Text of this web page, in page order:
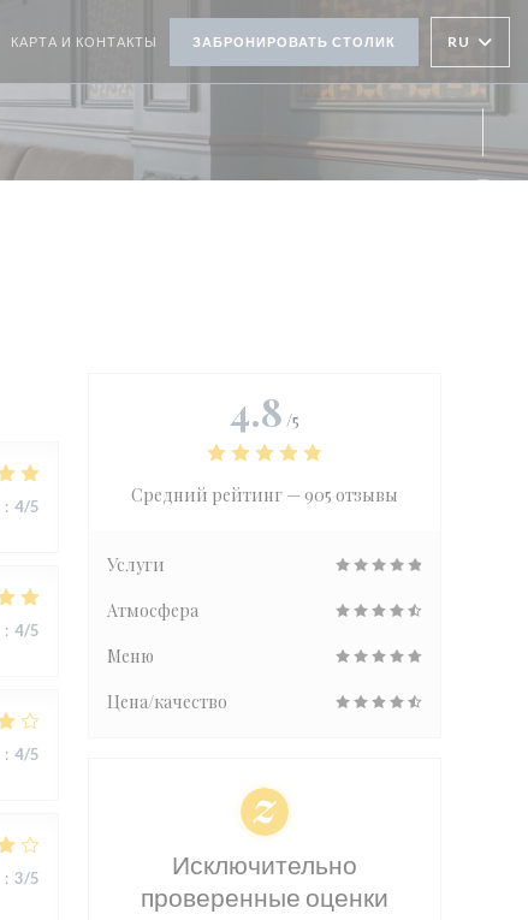
КАРТА И КОНТАКТЫ ЗАБРОНИРОВАТЬ СТОЛИК RU
: 4/5
: 4/5
: 4/5
: 3/5
4.8 /5
Средний рейтинг — 905 отзывы
Услуги
Атмосфера
Меню
Цена/качество
Исключительно
проверенные оценки